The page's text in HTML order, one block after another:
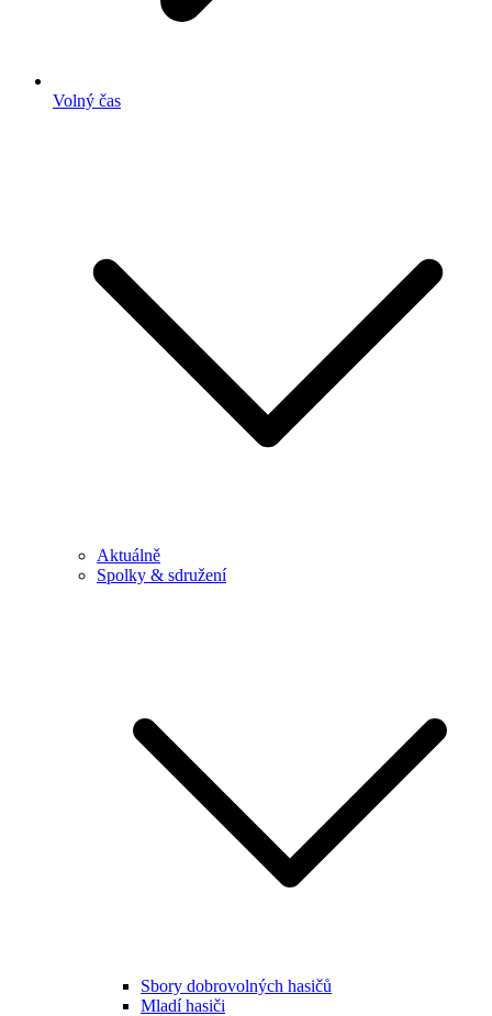
Volný čas
Aktuálně
Spolky & sdružení
Sbory dobrovolných hasičů
Mladí hasiči